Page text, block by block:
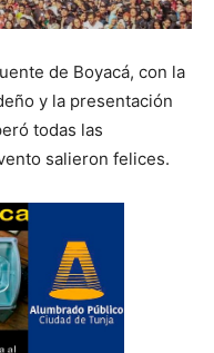
de Boyacá, con la
y la presentación
todas las
salieron felices.